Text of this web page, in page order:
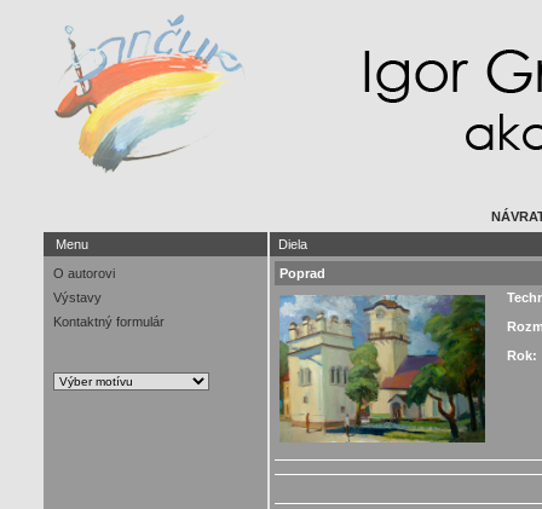
Menu
O autorovi
Výstavy
Kontaktný formulár
Diela
Poprad
Rok: